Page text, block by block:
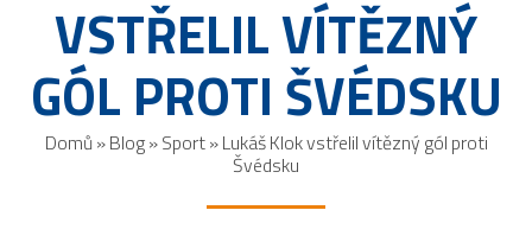
VSTŘELIL VÍTĚZNÝ
GÓL PROTI ŠVÉDSKU
Domů »Blog»Sport»Lukáš Klok vstřelil vítězný gól proti
Švédsku